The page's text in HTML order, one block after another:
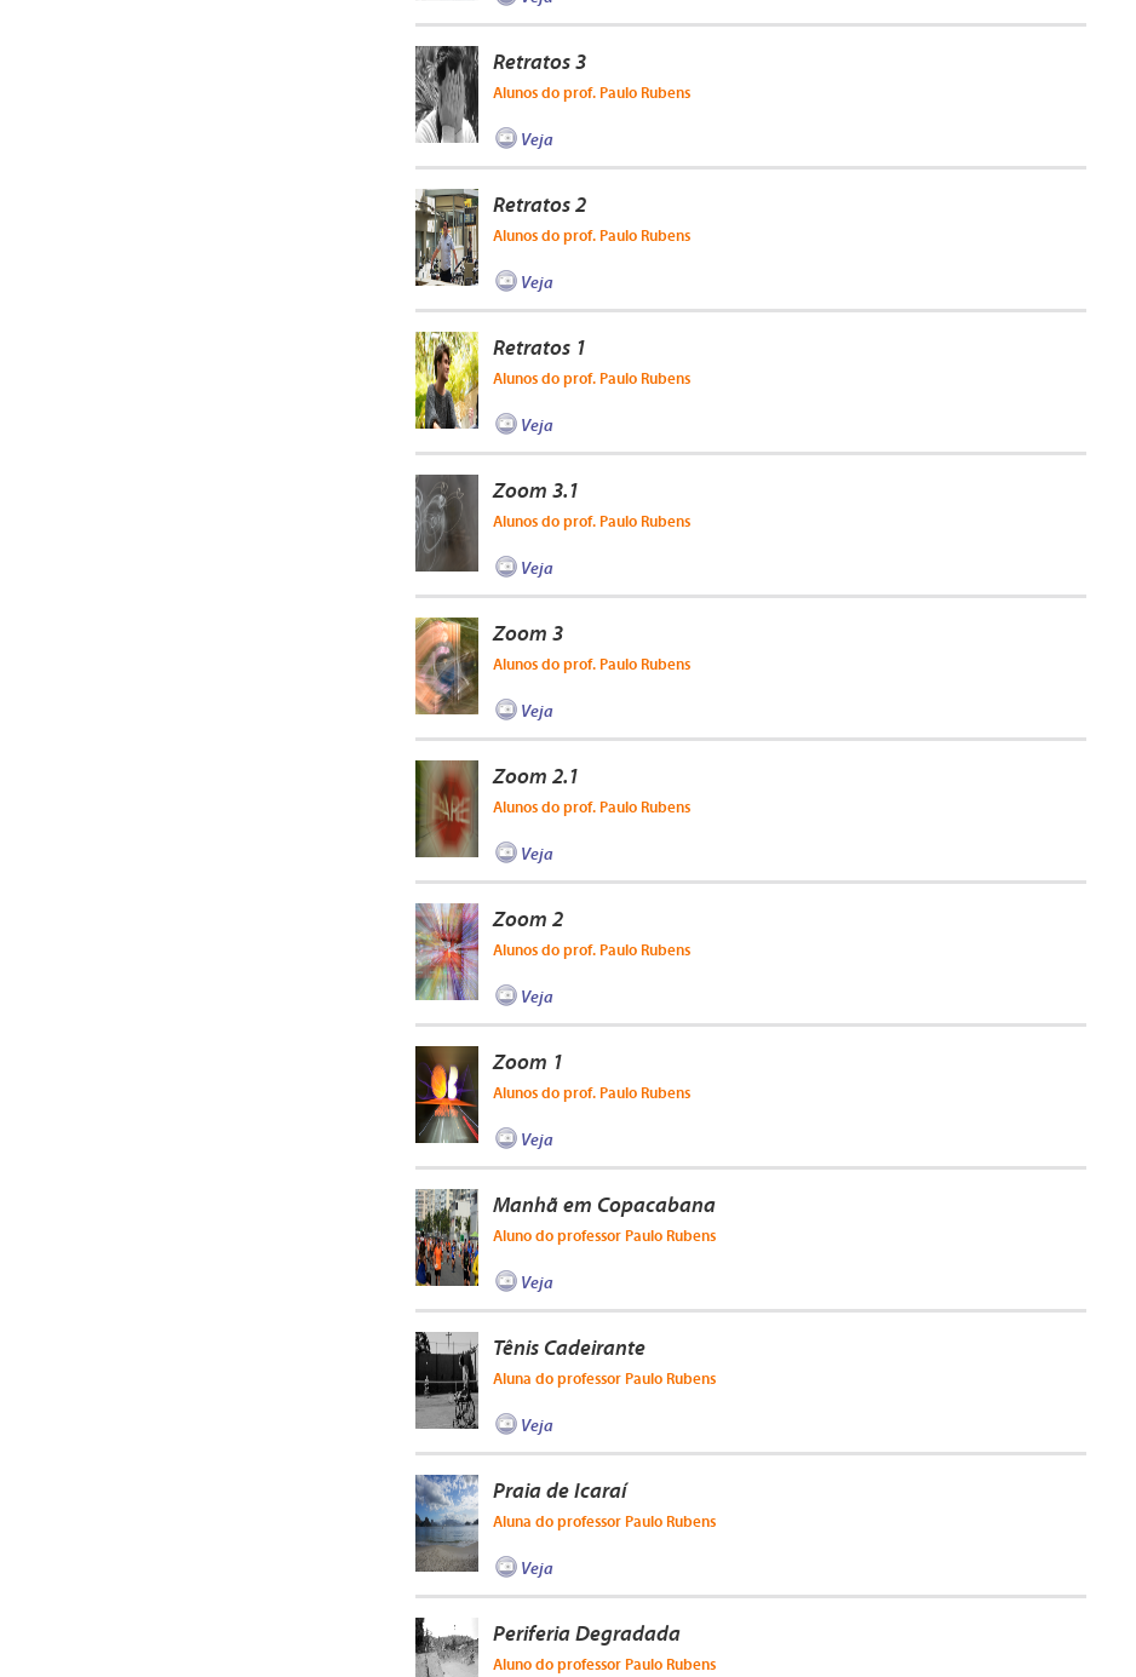
Retratos 3
Alunos do prof. Paulo Rubens
Veja
Retratos 2
Alunos do prof. Paulo Rubens
Veja
Retratos 1
Alunos do prof. Paulo Rubens
Veja
Zoom 3.1
Alunos do prof. Paulo Rubens
Veja
Zoom 3
Alunos do prof. Paulo Rubens
Veja
Zoom 2.1
Alunos do prof. Paulo Rubens
Veja
Zoom 2
Alunos do prof. Paulo Rubens
Veja
Zoom 1
Alunos do prof. Paulo Rubens
Veja
Manhã em Copacabana
Aluno do professor Paulo Rubens
Veja
Tênis Cadeirante
Aluna do professor Paulo Rubens
Veja
Praia de Icaraí
Aluna do professor Paulo Rubens
Veja
Periferia Degradada
Aluno do professor Paulo Rubens